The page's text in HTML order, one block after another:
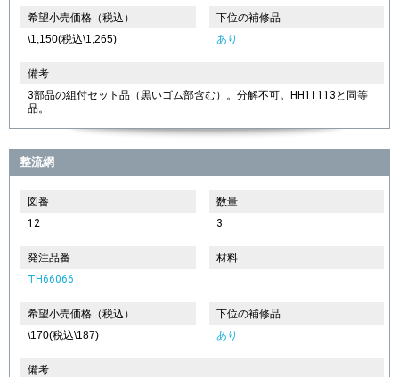
希望小売価格（税込）
\1,150(税込\1,265)
下位の補修品
あり
備考
3部品の組付セット品（黒いゴム部含む）。分解不可。HH11113と同等
品。
整流網
図番
12
数量
3
発注品番
TH66066
材料
希望小売価格（税込）
\170(税込\187)
下位の補修品
あり
備考